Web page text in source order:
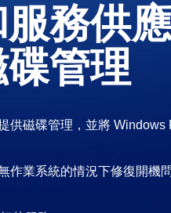
務供
管理
供磁碟管理，並將 Windows
作業系統的情況下修復開機